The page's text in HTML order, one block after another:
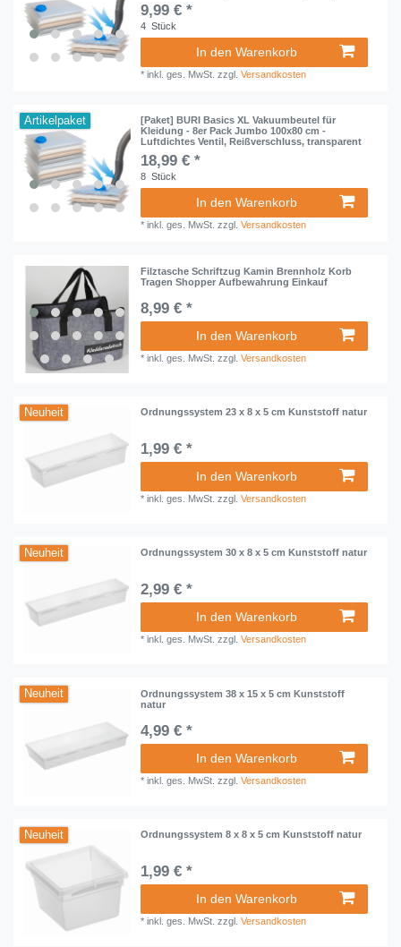
9,99 € *
4 Stück
In den Warenkorb
*inkl. ges. MwSt. zzgl.Versandkosten
Artikelpaket
[Paket] BURI Basics XL Vakuumbeutel für
Kleidung - 8er Pack Jumbo 100x80 cm -
Luftdichtes Ventil, Reißverschluss, transparent
18,99 € *
8 Stück
In den Warenkorb
*inkl. ges. MwSt. zzgl.Versandkosten
Filztasche Schriftzug Kamin Brennholz Korb
Tragen Shopper Aufbewahrung Einkauf
8,99 € *
In den Warenkorb
*inkl. ges. MwSt. zzgl.Versandkosten
Neuheit Ordnungssystem 23 x 8 x 5 cm Kunststoff natur
1,99 € *
In den Warenkorb
*inkl. ges. MwSt. zzgl.Versandkosten
Neuheit Ordnungssystem 30 x 8 x 5 cm Kunststoff natur
2,99 € *
In den Warenkorb
*inkl. ges. MwSt. zzgl.Versandkosten
Neuheit
Ordnungssystem 38 x 15 x 5 cm Kunststoff
natur
4,99 € *
In den Warenkorb
*inkl. ges. MwSt. zzgl.Versandkosten
Neuheit Ordnungssystem 8 x 8 x 5 cm Kunststoff natur
1,99 € *
In den Warenkorb
*inkl. ges. MwSt. zzgl.Versandkosten